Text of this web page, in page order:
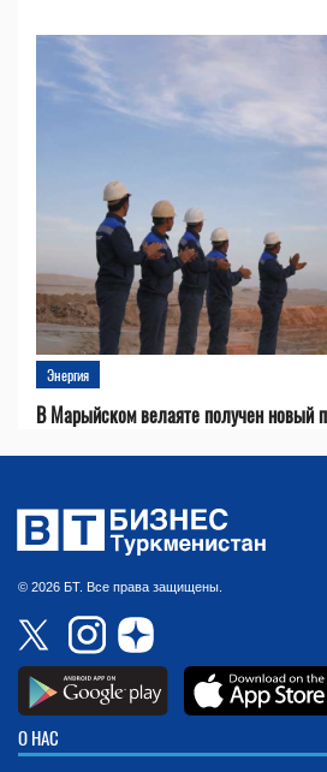
Энергия
В Марыйском велаяте получен новый
© 2026 БТ. Все права защищены.
О НАС